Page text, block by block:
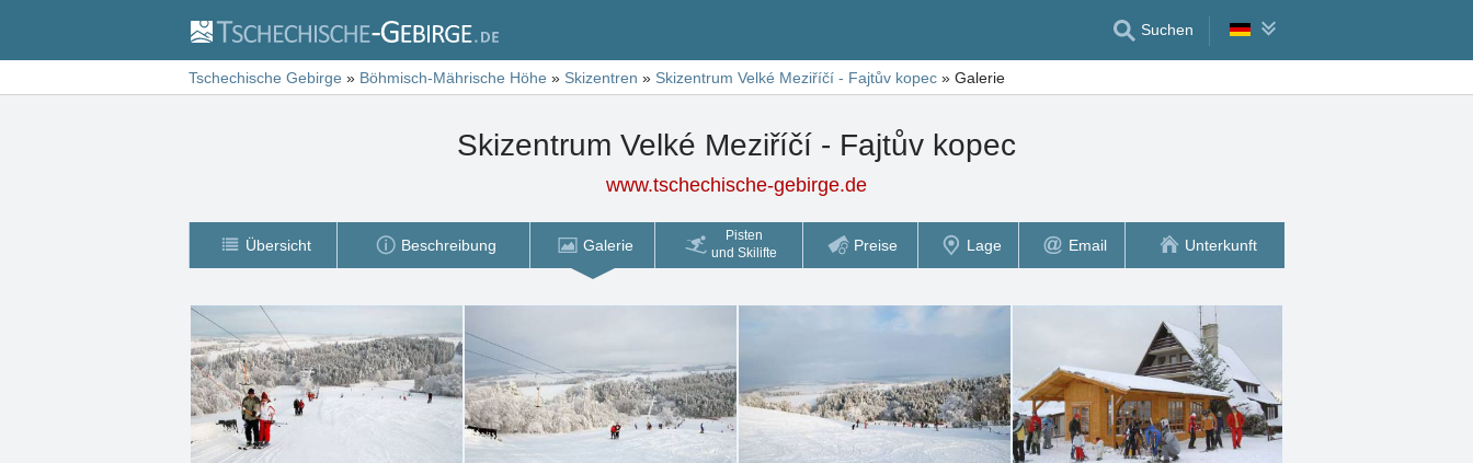
Suchen
Tschechische Gebirge » Böhmisch-Mährische Höhe » Skizentren » Skizentrum Velké Meziříčí - Fajtův kopec » Galerie
Skizentrum Velké Meziříčí - Fajtův kopec
www.tschechische-gebirge.de
Übersicht Beschreibung Galerie
Pisten
und Skilifte
Preise Lage Email Unterkunft